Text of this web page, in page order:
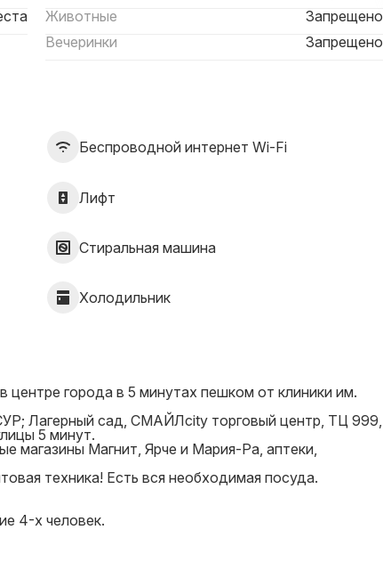
Животные
Запрещено
Вечеринки
Запрещено
Беспроводной интернет Wi-Fi
Лифт
Стиральная машина
Холодильник
города в 5 минутах пешком от клиники им.
Лагерный сад, СМАЙЛcity торговый центр, ТЦ 999,
5 минут.
магазины Магнит, Ярче и Мария-Ра, аптеки,
техника! Есть вся необходимая посуда.
4-х человек.